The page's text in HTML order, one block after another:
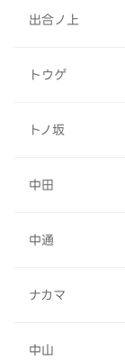
出合ノ上
トウゲ
トノ坂
中田
中通
ナカマ
中山